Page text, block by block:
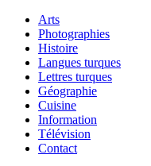
Arts
Photographies
Histoire
Langues turques
Lettres turques
Géographie
Cuisine
Information
Télévision
Contact